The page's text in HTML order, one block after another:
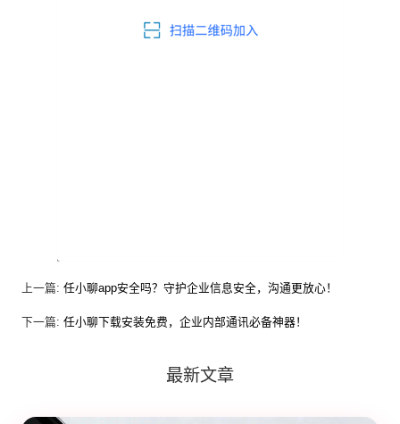
上一篇: 任小聊app安全吗？守护企业信息安全，沟通更放心！
下一篇: 任小聊下载安装免费，企业内部通讯必备神器！
最新文章